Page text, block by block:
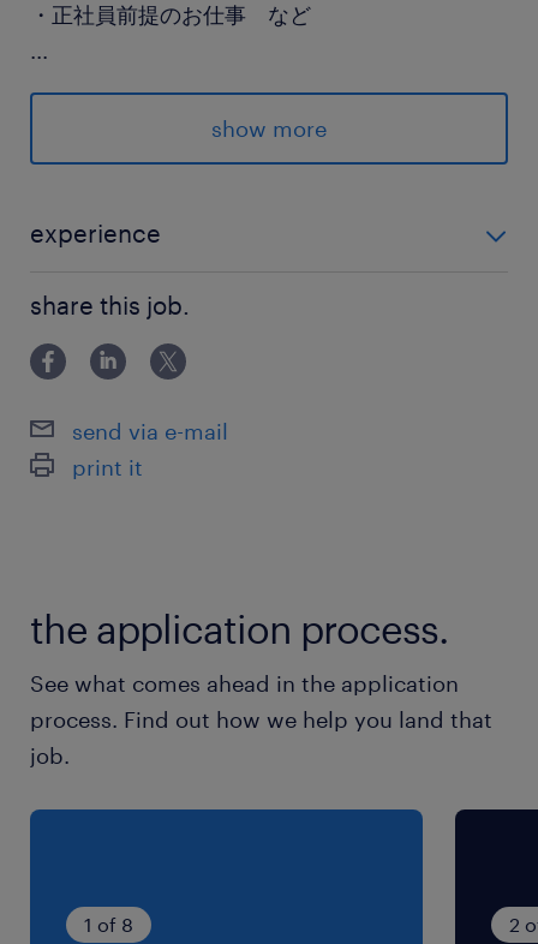
・正社員前提のお仕事 など
...
※上記求人は一例で、特定の求人に関する募集で
※応募時の状況によりご紹介できるお仕事は異な
約OK
派遣先の特徴
※お仕事内容により異なります。
京成成田線、京成本線／京成成田駅（その他10
分）
休日休暇
※勤務日はお仕事により異なります。 【例】週
3～週5勤務、平日休みor土日休みなど
就業時間
（3）21:00-6:00（実働8時間00分・休憩60分）
show more
experience
す。
share this job.
send via e-mail
print it
the application process.
See what comes ahead in the application
process. Find out how we help you land that
job.
1 of 8 2